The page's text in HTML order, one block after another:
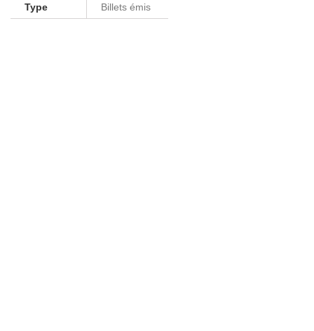
Type Billets émis